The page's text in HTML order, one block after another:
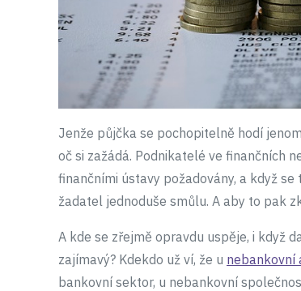
Jenže půjčka se pochopitelně hodí
oč si zažádá. Podnikatelé ve finančních
finančními ústavy požadovány, a když
žadatel jednoduše smůlu. A aby to pak
A kde se zřejmě opravdu uspěje, i když
zajímavý? Kdekdo už ví, že u nebankovní
bankovní sektor, u nebankovní